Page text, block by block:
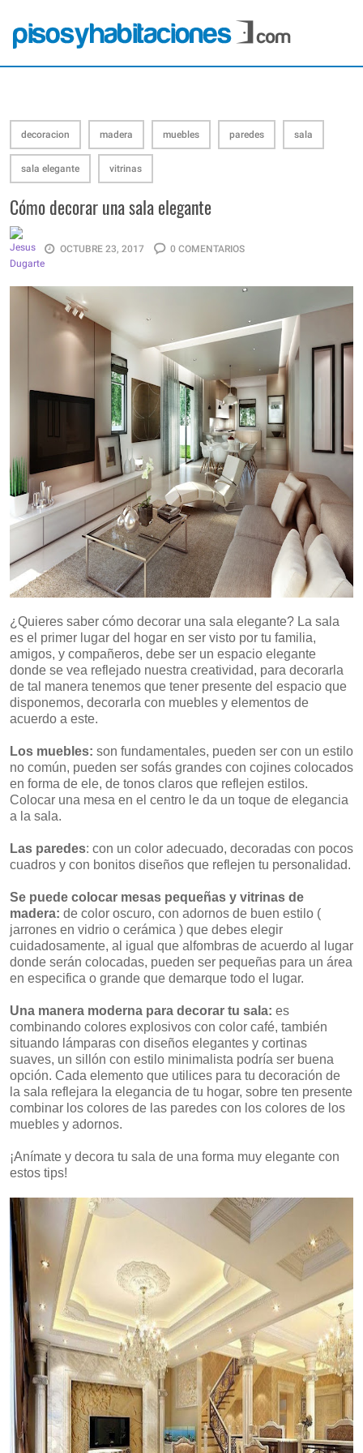
decoracion madera muebles paredes sala
sala elegante vitrinas
Cómo decorar una sala elegante
OCTUBRE 23, 2017 0 COMENTARIOS
¿Quieres saber cómo decorar una sala elegante? La sala
es el primer lugar del hogar en ser visto por tu familia,
amigos, y compañeros, debe ser un espacio elegante
donde se vea reflejado nuestra creatividad, para decorarla
de tal manera tenemos que tener presente del espacio que
disponemos, decorarla con muebles y elementos de
acuerdo a este.
Los muebles: son fundamentales, pueden ser con un estilo
no común, pueden ser sofás grandes con cojines colocados
en forma de ele, de tonos claros que reflejen estilos.
Colocar una mesa en el centro le da un toque de elegancia
a la sala.
Las paredes: con un color adecuado, decoradas con pocos
cuadros y con bonitos diseños que reflejen tu personalidad.
Se puede colocar mesas pequeñas y vitrinas de
madera: de color oscuro, con adornos de buen estilo (
jarrones en vidrio o cerámica ) que debes elegir
cuidadosamente, al igual que alfombras de acuerdo al lugar
donde serán colocadas, pueden ser pequeñas para un área
en especifica o grande que demarque todo el lugar.
Una manera moderna para decorar tu sala: es
combinando colores explosivos con color café, también
situando lámparas con diseños elegantes y cortinas
suaves, un sillón con estilo minimalista podría ser buena
opción. Cada elemento que utilices para tu decoración de
la sala reflejara la elegancia de tu hogar, sobre ten presente
combinar los colores de las paredes con los colores de los
muebles y adornos.
¡Anímate y decora tu sala de una forma muy elegante con
estos tips!